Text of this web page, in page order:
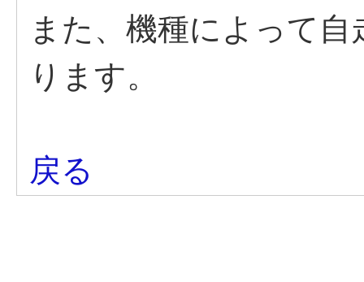
また、機種によって
ります。
戻る